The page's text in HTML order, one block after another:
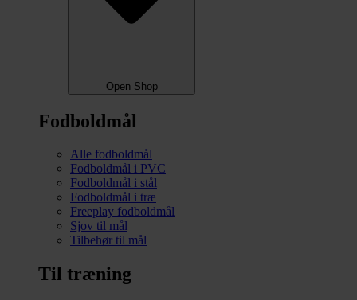
Open Shop
Fodboldmål
Alle fodboldmål
Fodboldmål i PVC
Fodboldmål i stål
Fodboldmål i træ
Freeplay fodboldmål
Sjov til mål
Tilbehør til mål
Til træning